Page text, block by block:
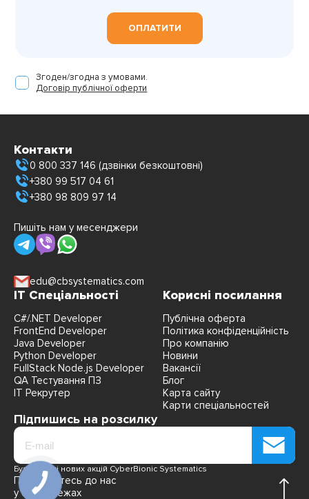
ОПЛАТИТИ
Згоден/згодна з умовами.
Договір публічної оферти
Контакти
0 800 337 146 (дзвінки безкоштовні)
+380 99 517 04 61
+380 98 809 97 14
Пишіть нам у месенджери
edu@cbsystematics.com
IT Спеціальності
C#/.NET Developer
FrontEnd Developer
Java Developer
Python Developer
FullStack Node.js Developer
QA Тестування ПЗ
IT Рекрутер
Корисні посилання
Публічна оферта
Політика конфіденційність
Про компанію
Новини
Вакансії
Блог
Карта сайту
Карти спеціальностей
Підпишись на розсилку
Будь в курсі нових акцій CyberBionic Systematics
Приєднуйтесь до нас
у соцмережах